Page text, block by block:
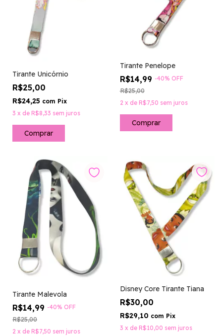
Tirante Unicórnio
R$25,00
R$24,25 com Pix
3 x de R$8,33 sem juros
Tirante Penelope
R$14,99 -40% OFF
R$25,00
2 x de R$7,50 sem juros
Tirante Malevola
R$14,99 -40% OFF
R$25,00
2 x de R$7,50 sem juros
Disney Core Tirante Tiana
R$30,00
R$29,10 com Pix
3 x de R$10,00 sem juros